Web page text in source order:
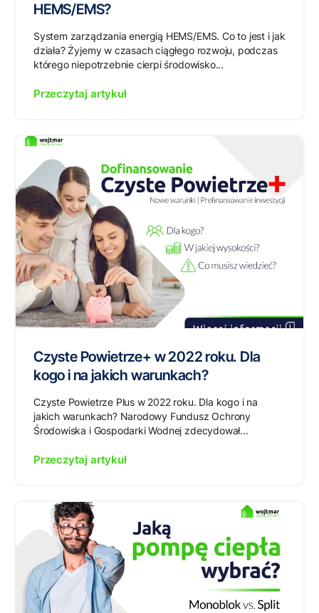
HEMS/EMS?
System zarządzania energią HEMS/EMS. Co to jest i jak
działa? Żyjemy w czasach ciągłego rozwoju, podczas
którego niepotrzebnie cierpi środowisko...
Przeczytaj artykuł
Czyste Powietrze+ w 2022 roku. Dla
kogo i na jakich warunkach?
Czyste Powietrze Plus w 2022 roku. Dla kogo i na
jakich warunkach? Narodowy Fundusz Ochrony
Środowiska i Gospodarki Wodnej zdecydował...
Przeczytaj artykuł